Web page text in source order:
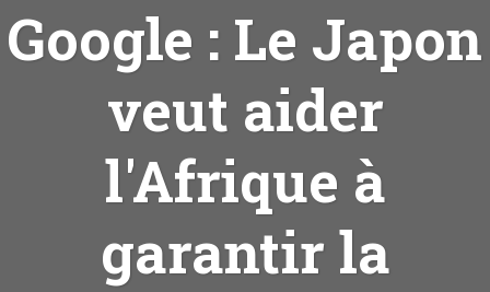
Google : Le Japon
veut aider
l'Afrique à
garantir la